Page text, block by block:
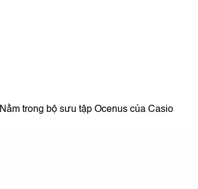
Nằm trong bộ sưu tập Ocenus của Casio